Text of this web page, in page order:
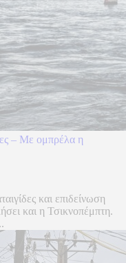
– Με ομπρέλα η
και επιδείνωση
και η Τσικνοπέμπτη.